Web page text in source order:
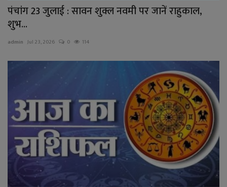
पंचांग 23 जुलाई : सावन शुक्ल नवमी पर जानें राहुकाल,
शुभ...
admin Jul 23, 2026 0 114